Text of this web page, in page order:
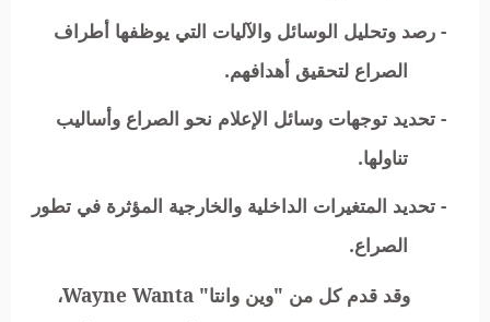
- رصد وتحليل الوسائل والآليات التي يوظفها أطراف
الصراع لتحقيق أهدافهم.
- تحديد توجهات وسائل الإعلام نحو الصراع وأساليب
تناولها.
- تحديد المتغيرات الداخلية والخارجية المؤثرة في تطور
الصراع.
وقد قدم كل من "وين وانتا" Wayne Wanta،